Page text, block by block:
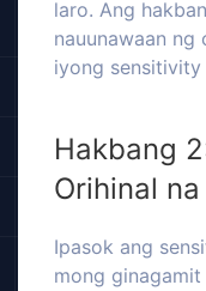
laro. Ang
nauunawaan
iyong sensitivity
Hakbang
Orihinal
Ipasok ang
mong